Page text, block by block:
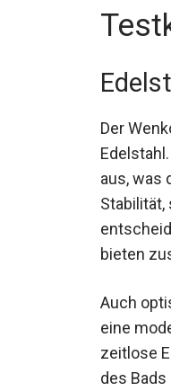
Der
aus, was
bieten
Auch
eine
zeitlose
des